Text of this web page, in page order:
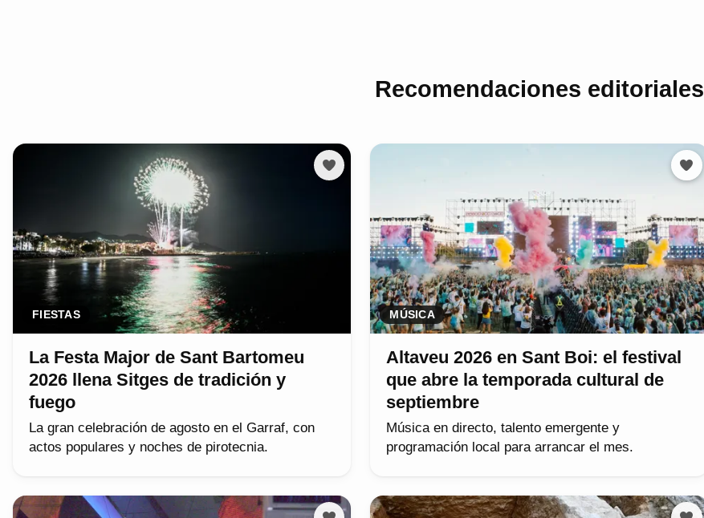
Recomendaciones editoriales
FIESTAS
La Festa Major de Sant Bartomeu
2026 llena Sitges de tradición y
fuego
La gran celebración de agosto en el Garraf, con
actos populares y noches de pirotecnia.
MÚSICA
Altaveu 2026 en Sant Boi: el festival
que abre la temporada cultural de
septiembre
Música en directo, talento emergente y
programación local para arrancar el mes.